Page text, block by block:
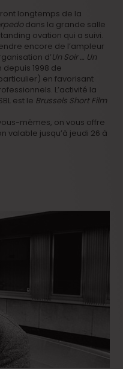
longtemps de la
dans la grande salle
ovation qui a suivi.
encore de l’ampleur
d’Un Soir … Un
depuis 1998 de
en favorisant
L’activité la
est le Brussels Short Film
mêmes, on vous offre
valable jusqu’à jeudi 26 à